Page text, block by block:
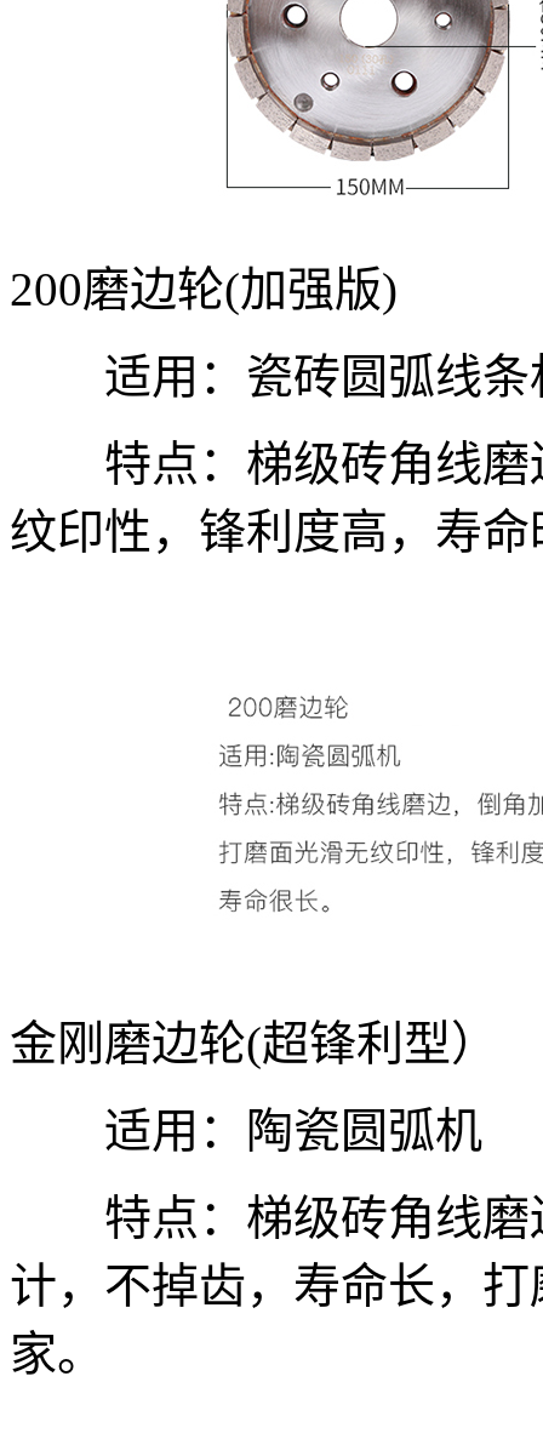
200磨边轮(加强版)
适用：瓷砖圆弧线条
特点：梯级砖角线磨
纹印性，锋利度高，寿
金刚磨边轮(超锋利型）
适用：陶瓷圆弧机
特点：梯级砖角线磨
计，不掉齿，寿命长，
家。